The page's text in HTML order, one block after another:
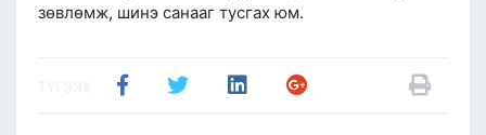
зөвлөмж, шинэ санааг тусгах юм.